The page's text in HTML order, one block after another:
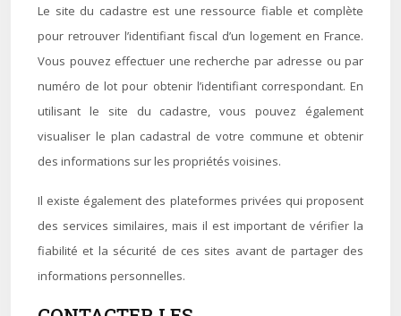
Le site du cadastre est une ressource fiable et complète
pour retrouver l’identifiant fiscal d’un logement en France.
Vous pouvez effectuer une recherche par adresse ou par
numéro de lot pour obtenir l’identifiant correspondant. En
utilisant le site du cadastre, vous pouvez également
visualiser le plan cadastral de votre commune et obtenir
des informations sur les propriétés voisines.
Il existe également des plateformes privées qui proposent
des services similaires, mais il est important de vérifier la
fiabilité et la sécurité de ces sites avant de partager des
informations personnelles.